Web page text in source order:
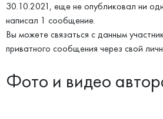
30.10.2021, еще не опубликовал ни
написал 1 сообщение.
Вы можете связаться с данным
приватного сообщения через свой
Фото и видео